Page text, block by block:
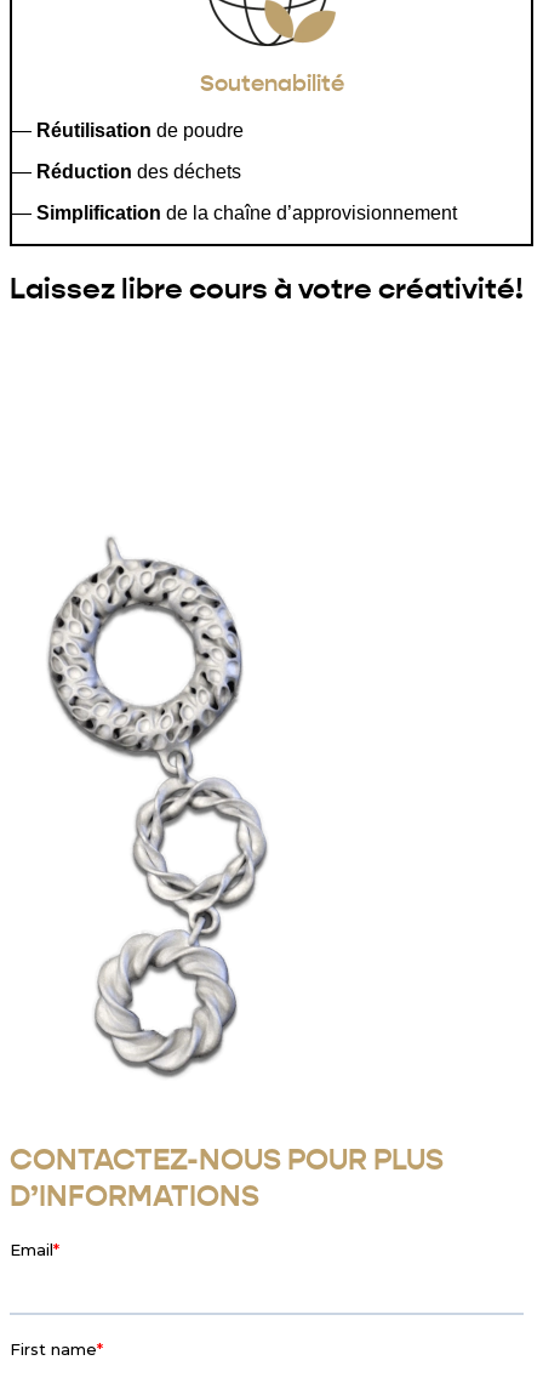
Soutenabilité
— Réutilisation de poudre
— Réduction des déchets
— Simplification de la chaîne d’approvisionnement
Laissez libre cours à votre créativité!
CONTACTEZ-NOUS POUR PLUS
D’INFORMATIONS